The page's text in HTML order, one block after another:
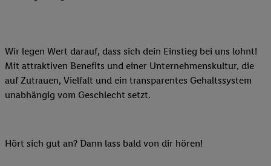
Wir legen Wert darauf, dass sich dein Einstieg bei uns lohnt!
Mit attraktiven Benefits und einer Unternehmenskultur, die
auf Zutrauen, Vielfalt und ein transparentes Gehaltssystem
unabhängig vom Geschlecht setzt.
Hört sich gut an? Dann lass bald von dir hören!